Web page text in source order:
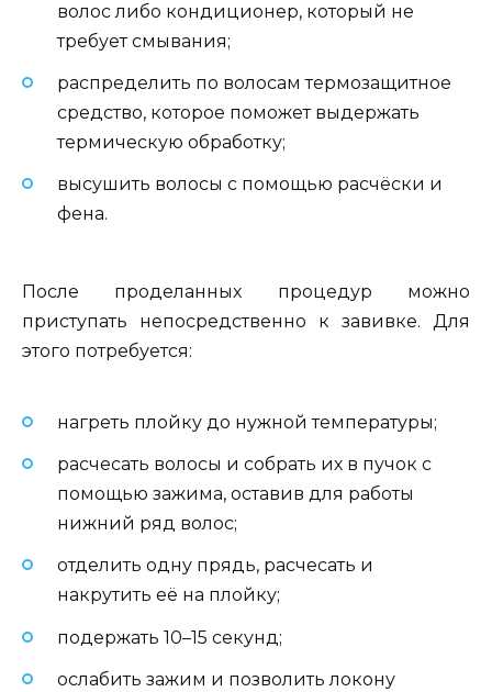
волос либо кондиционер, который не
требует смывания;
распределить по волосам термозащитное
средство, которое поможет выдержать
термическую обработку;
высушить волосы с помощью расчёски и
фена.
После проделанных процедур можно
приступать непосредственно к завивке. Для
этого потребуется:
нагреть плойку до нужной температуры;
расчесать волосы и собрать их в пучок с
помощью зажима, оставив для работы
нижний ряд волос;
отделить одну прядь, расчесать и
накрутить её на плойку;
подержать 10–15 секунд;
ослабить зажим и позволить локону